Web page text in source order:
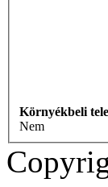
Környékbeli
Nem